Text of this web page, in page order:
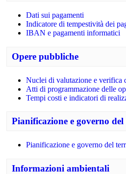
Dati sui pagamenti
Indicatore di tempestività dei
IBAN e pagamenti informatici
Opere pubbliche
Nuclei di valutazione e verifica
Atti di programmazione delle
Tempi costi e indicatori di
Pianificazione e governo
Pianificazione e governo del
Informazioni ambientali